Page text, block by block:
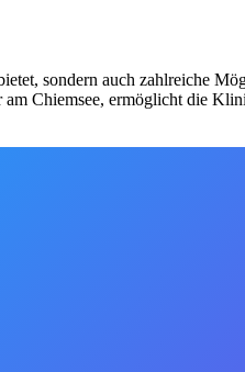
sondern auch zahlreiche
Chiemsee, ermöglicht die